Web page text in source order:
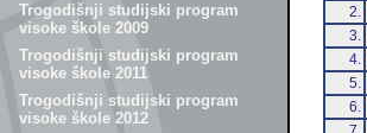
Trogodišnji studijski program
visoke škole 2009
Trogodišnji studijski program
visoke škole 2011
Trogodišnji studijski program
visoke škole 2012
2.
3.
4.
5.
6.